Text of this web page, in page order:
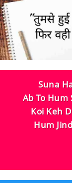
Suna
Ab To
Koi Keh
Hum